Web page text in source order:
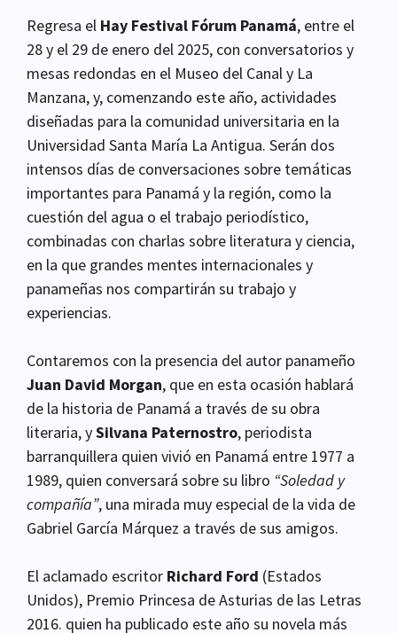
Regresa el Hay Festival Fórum Panamá, entre el
28 y el 29 de enero del 2025, con conversatorios y
mesas redondas en el Museo del Canal y La
Manzana, y, comenzando este año, actividades
diseñadas para la comunidad universitaria en la
Universidad Santa María La Antigua. Serán dos
intensos días de conversaciones sobre temáticas
importantes para Panamá y la región, como la
cuestión del agua o el trabajo periodístico,
combinadas con charlas sobre literatura y ciencia,
en la que grandes mentes internacionales y
panameñas nos compartirán su trabajo y
experiencias.
Contaremos con la presencia del autor panameño
Juan David Morgan, que en esta ocasión hablará
de la historia de Panamá a través de su obra
literaria, ySilvana Paternostro, periodista
barranquillera quien vivió en Panamá entre 1977 a
1989, quien conversará sobre su libro “Soledad y
compañía”, una mirada muy especial de la vida de
Gabriel García Márquez a través de sus amigos.
El aclamado escritor Richard Ford (Estados
Unidos), Premio Princesa de Asturias de las Letras
2016. quien ha publicado este año su novela más